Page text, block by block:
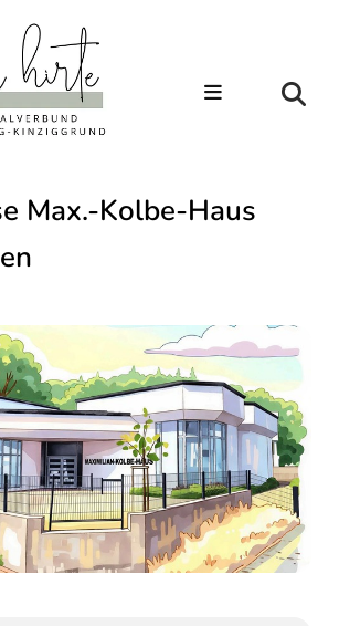
Max.-Kolbe-Haus